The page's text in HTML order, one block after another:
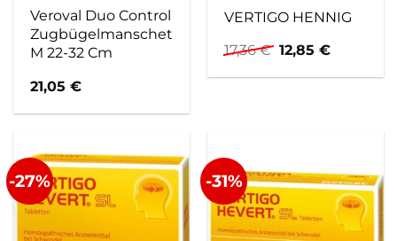
Veroval Duo Control
Zugbügelmanschette
M 22-32 Cm
21,05€
VERTIGO HENNIG
17,36€ Ursprünglicher
Preis
war:
12,85€Aktueller
ist:
-27% -31%